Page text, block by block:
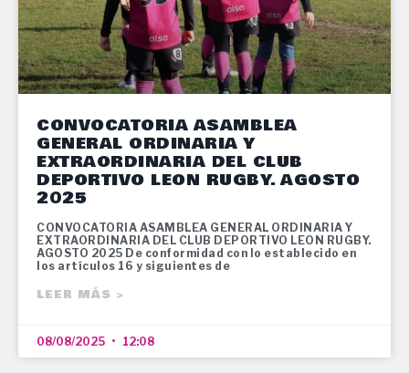
CONVOCATORIA ASAMBLEA
GENERAL ORDINARIA Y
EXTRAORDINARIA DEL CLUB
DEPORTIVO LEON RUGBY. AGOSTO
2025
CONVOCATORIA ASAMBLEA GENERAL ORDINARIA Y
EXTRAORDINARIA DEL CLUB DEPORTIVO LEON RUGBY.
AGOSTO 2025 De conformidad con lo establecido en
los artículos 16 y siguientes de
LEER MÁS >
08/08/2025 12:08